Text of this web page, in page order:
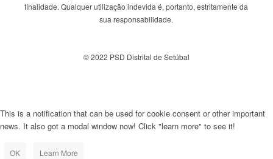
finalidade. Qualquer utilização indevida é, portanto, estritamente da
sua responsabilidade.
© 2022 PSD Distrital de Setúbal
This is a notification that can be used for cookie consent or other important
news. It also got a modal window now! Click "learn more" to see it!
OK Learn More